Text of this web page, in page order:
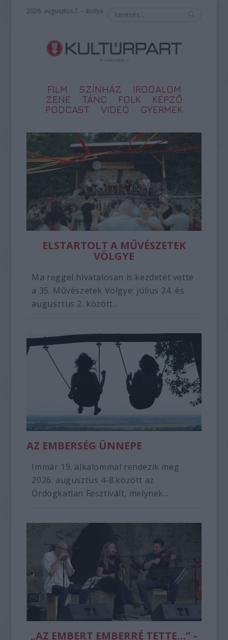
2026. augusztus 7. – Ibolya
FILM SZÍNHÁZ
IRODALOM
ZENE
TÁNC FOLK
KÉPZŐ
PODCAST
VIDEÓ GYERMEK
ELSTARTOLT A MŰVÉSZETEK
VÖLGYE
Ma reggel hivatalosan is kezdetét vette
a 35. Művészetek Völgye: július 24. és
augusztus 2. között...
AZ EMBERSÉG ÜNNEPE
Immár 19. alkalommal rendezik meg
2026. augusztus 4-8.között az
Ördögkatlan Fesztivált, melynek...
„AZ EMBERT EMBERRÉ TETTE…” –